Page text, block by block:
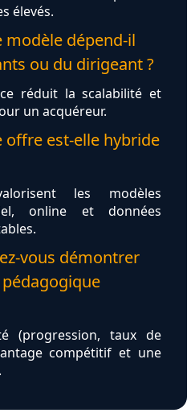
élevés.
modèle dépend-il
ou du dirigeant ?
réduit la scalabilité et
un acquéreur.
offre est-elle hybride
les modèles
online et données
vous démontrer
(progression, taux de
compétitif et une